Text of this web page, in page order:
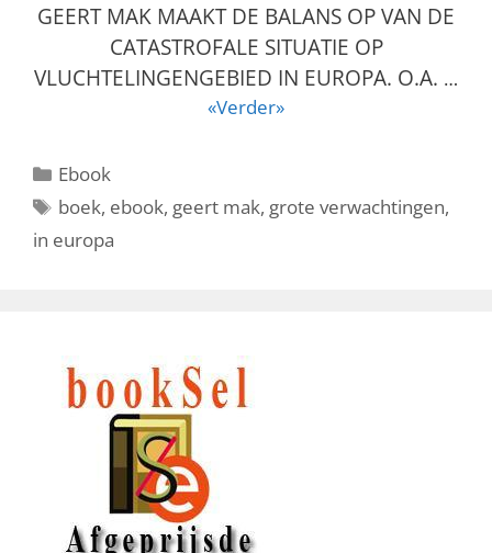
GEERT MAK MAAKT DE BALANS OP VAN DE
CATASTROFALE SITUATIE OP
VLUCHTELINGENGEBIED IN EUROPA. O.A. …
«Verder»
Categorieën
Ebook
Tags
boek, ebook, geert mak, grote verwachtingen,
in europa